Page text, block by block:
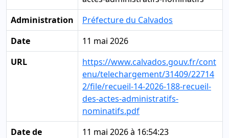
Administration
Préfecture du Calvados
Date
11 mai 2026
URL
https://www.calvados.gouv.fr/cont
enu/telechargement/31409/22714
2/file/recueil-14-2026-188-recueil-
des-actes-administratifs-
nominatifs.pdf
Date de
11 mai 2026 à 16:54:23